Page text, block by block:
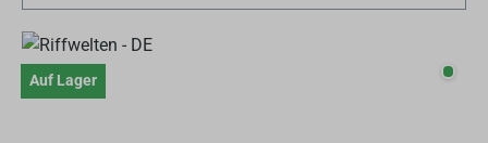
Auf Lager Auf